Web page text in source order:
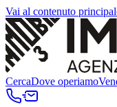
Vai al contenuto
CercaDove operiamo